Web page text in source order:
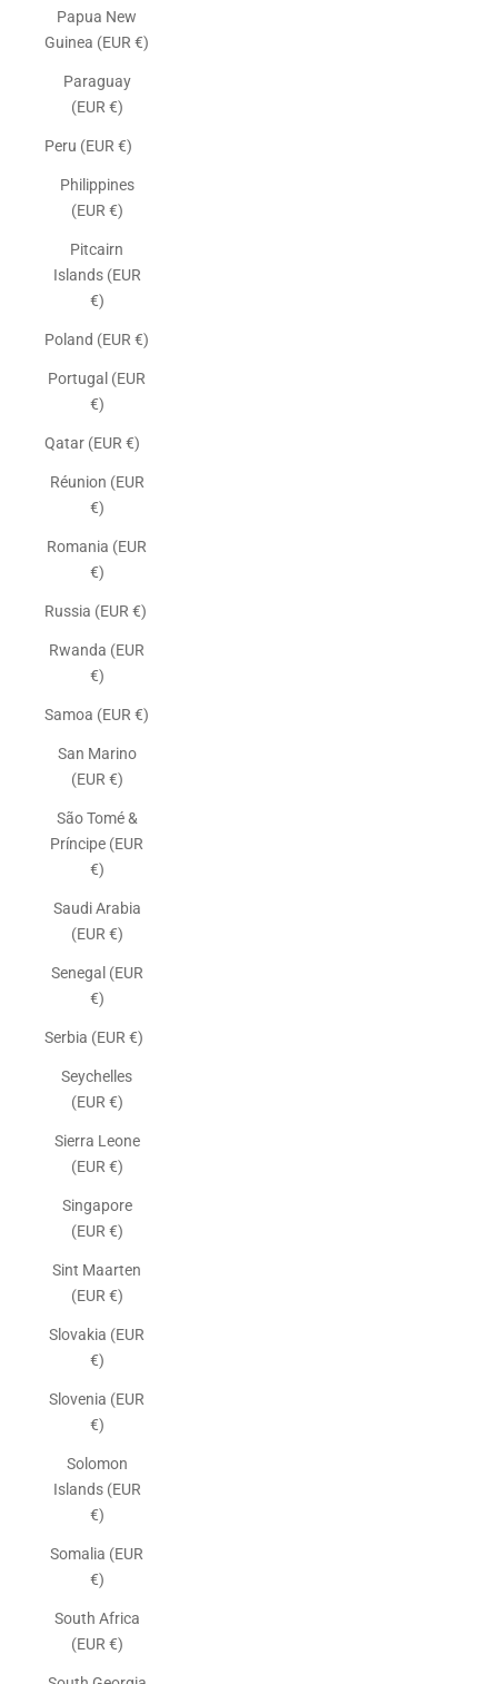
Papua New
Guinea (EUR €)
Paraguay
(EUR €)
Peru (EUR €)
Philippines
(EUR €)
Pitcairn
Islands (EUR
€)
Poland (EUR €)
Portugal (EUR
€)
Qatar (EUR €)
Réunion (EUR
€)
Romania (EUR
€)
Russia (EUR €)
Rwanda (EUR
€)
Samoa (EUR €)
San Marino
(EUR €)
São Tomé &
Príncipe (EUR
€)
Saudi Arabia
(EUR €)
Senegal (EUR
€)
Serbia (EUR €)
Seychelles
(EUR €)
Sierra Leone
(EUR €)
Singapore
(EUR €)
Sint Maarten
(EUR €)
Slovakia (EUR
€)
Slovenia (EUR
€)
Solomon
Islands (EUR
€)
Somalia (EUR
€)
South Africa
(EUR €)